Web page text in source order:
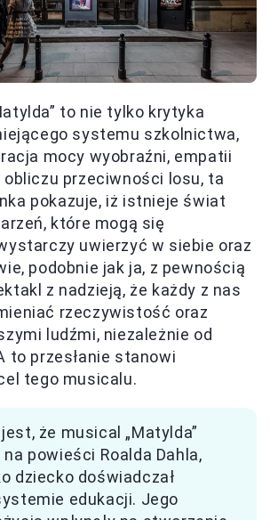
to nie tylko krytyka
systemu szkolnictwa,
mocy wyobraźni, empatii
obliczu przeciwności losu, ta
pokazuje, iż istnieje świat
które mogą się
uwierzyć w siebie oraz
podobnie jak ja, z pewnością
z nadzieją, że każdy z nas
rzeczywistość oraz
ludźmi, niezależnie od
to przesłanie stanowi
tego musicalu.
że musical „Matylda”
powieści Roalda Dahla,
dziecko doświadczał
edukacji. Jego